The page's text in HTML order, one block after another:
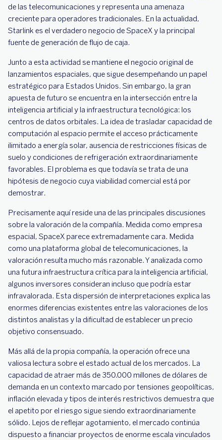
de las telecomunicaciones y representa una amenaza
creciente para operadores tradicionales. En la actualidad,
Starlink es el verdadero negocio de SpaceX y la principal
fuente de generación de flujo de caja.
Junto a esta actividad se mantiene el negocio original de
lanzamientos espaciales, que sigue desempeñando un papel
estratégico para Estados Unidos. Sin embargo, la gran
apuesta de futuro se encuentra en la intersección entre la
inteligencia artificial y la infraestructura tecnológica: los
centros de datos orbitales. La idea de trasladar capacidad de
computación al espacio permite el acceso prácticamente
ilimitado a energía solar, ausencia de restricciones físicas de
suelo y condiciones de refrigeración extraordinariamente
favorables. El problema es que todavía se trata de una
hipótesis de negocio cuya viabilidad comercial está por
demostrar.
Precisamente aquí reside una de las principales discusiones
sobre la valoración de la compañía. Medida como empresa
espacial, SpaceX parece extremadamente cara. Medida
como una plataforma global de telecomunicaciones, la
valoración resulta mucho más razonable. Y analizada como
una futura infraestructura crítica para la inteligencia artificial,
algunos inversores consideran incluso que podría estar
infravalorada. Esta dispersión de interpretaciones explica las
enormes diferencias existentes entre las valoraciones de los
distintos analistas y la dificultad de establecer un precio
objetivo consensuado.
Más allá de la propia compañía, la operación ofrece una
valiosa lectura sobre el estado actual de los mercados. La
capacidad de atraer más de 350.000 millones de dólares de
demanda en un contexto marcado por tensiones geopolíticas,
inflación elevada y tipos de interés restrictivos demuestra que
el apetito por el riesgo sigue siendo extraordinariamente
sólido. Lejos de reflejar agotamiento, el mercado continúa
dispuesto a financiar proyectos de enorme escala vinculados